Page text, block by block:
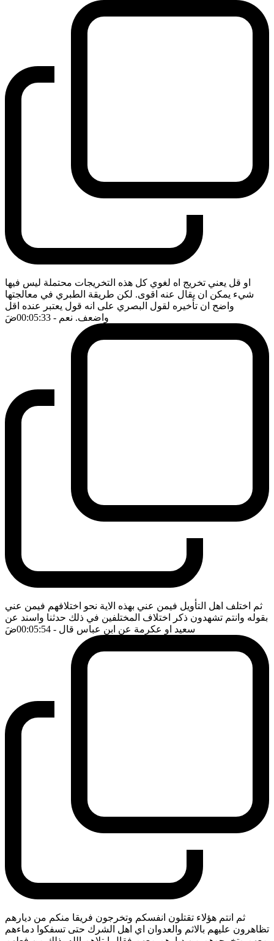
او قل يعني تخريج اه لغوي كل هذه التخريجات محتملة ليس فيها
شيء يمكن ان يقال عنه اقوى. لكن طريقة الطبري في معالجتها
واضح ان تأخيره لقول البصري على انه قول يعتبر عنده اقل
واضعف. نعم - 00:05:33 ضَ
ثم اختلف اهل التأويل فيمن عني بهذه الاية نحو اختلافهم فيمن عني
بقوله وانتم تشهدون ذكر اختلاف المختلفين في ذلك حدثنا واسند عن
سعيد او عكرمة عن ابن عباس قال - 00:05:54 ضَ
ثم انتم هؤلاء تقتلون انفسكم وتخرجون فريقا منكم من ديارهم
تظاهرون عليهم بالاثم والعدوان اي اهل الشرك حتى تسفكوا دماءهم